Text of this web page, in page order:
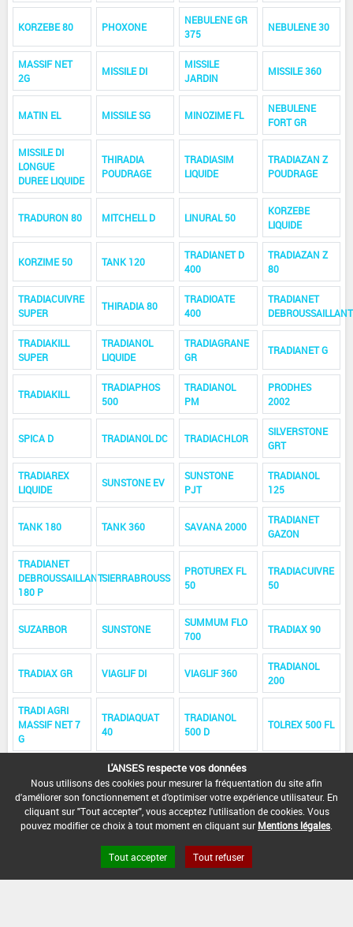
KORZEBE 80 PHOXONE
NEBULENE GR
375
NEBULENE 30
MASSIF NET
2G
MISSILE DI
MISSILE
JARDIN
MISSILE 360
MATIN EL MISSILE SG MINOZIME FL
NEBULENE
FORT GR
MISSILE DI
LONGUE
DUREE LIQUIDE
THIRADIA
POUDRAGE
TRADIASIM
LIQUIDE
TRADIAZAN Z
POUDRAGE
TRADURON 80 MITCHELL D LINURAL 50
KORZEBE
LIQUIDE
KORZIME 50 TANK 120
TRADIANET D
400
TRADIAZAN Z
80
TRADIACUIVRE
SUPER
THIRADIA 80
TRADIOATE
400
TRADIANET
DEBROUSSAILLANT
TRADIAKILL
SUPER
TRADIANOL
LIQUIDE
TRADIAGRANE
GR
TRADIANET G
TRADIAKILL
TRADIAPHOS
500
TRADIANOL
PM
PRODHES
2002
SPICA D TRADIANOL DC TRADIACHLOR
SILVERSTONE
GRT
TRADIAREX
LIQUIDE
SUNSTONE EV
SUNSTONE
PJT
TRADIANOL
125
TANK 180 TANK 360 SAVANA 2000
TRADIANET
GAZON
TRADIANET
DEBROUSSAILLANT
180 P
SIERRABROUSS
PROTUREX FL
50
TRADIACUIVRE
50
SUZARBOR SUNSTONE
SUMMUM FLO
700
TRADIAX 90
TRADIAX GR VIAGLIF DI VIAGLIF 360
TRADIANOL
200
TRADI AGRI
MASSIF NET 7
G
TRADIAQUAT
40
TRADIANOL
500 D
TOLREX 500 FL
DEBROUSSAILLANT
180
TRADIANET
DEBROUSSAILLANT
SOUCHE
TRADIANOL
EXTRA 5 MA
5 MA
TRADIANOL
5 MA NN
TRADIANOL
DAT 263
TRADIANOL
L'ANSES respecte vos données
Nous utilisons des cookies pour mesurer la fréquentation du site afin
d'améliorer son fonctionnement et d'optimiser votre expérience utilisateur. En
cliquant sur "Tout accepter", vous acceptez l'utilisation de cookies. Vous
pouvez modifier ce choix à tout moment en cliquant sur Mentions légales
Tout accepter Tout refuser